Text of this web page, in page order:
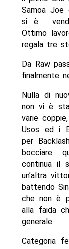
Samoa Joe
si è
Ottimo
regala tre
Da Raw
finalmente
Nulla di
non vi è
varie
Usos ed i
per
bocciare
continua il
un’altra
battendo
che non è
alla faida
generale.
Categoria